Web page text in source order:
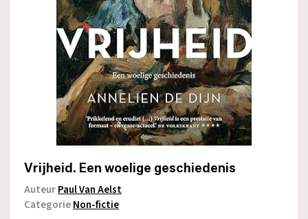
Vrijheid. Een woelige geschiedenis
AuteurPaul Van Aelst
CategorieNon-fictie